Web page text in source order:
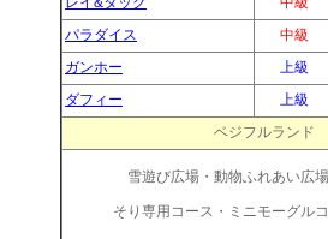
パラダイス
中級
ガンホー
上級
ダフィー
上級
ベジフルランド
雪遊び広場・動物ふれあい広
そり専用コース・ミニモーグル